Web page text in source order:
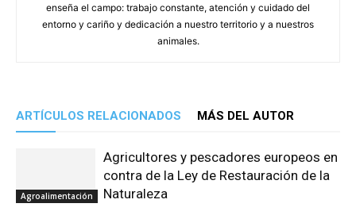
enseña el campo: trabajo constante, atención y cuidado del
entorno y cariño y dedicación a nuestro territorio y a nuestros
animales.
ARTÍCULOS RELACIONADOS MÁS DEL AUTOR
Agroalimentación
Agricultores y pescadores europeos en
contra de la Ley de Restauración de la
Naturaleza